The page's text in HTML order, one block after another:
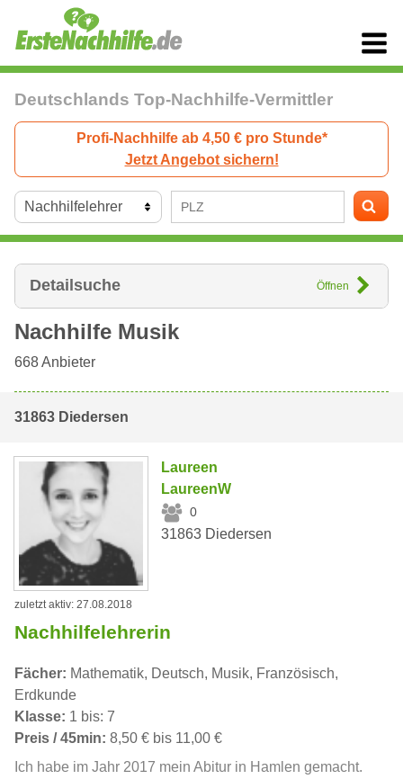
Deutschlands Top-Nachhilfe-Vermittler
Profi-Nachhilfe ab 4,50 € pro Stunde*
Jetzt Angebot sichern!
Detailsuche Öffnen
Nachhilfe Musik
668Anbieter
31863 Diedersen
Laureen
LaureenW
0
31863 Diedersen
zuletzt aktiv: 27.08.2018
Nachhilfelehrerin
Fächer: Mathematik, Deutsch, Musik, Französisch,
Erdkunde
Klasse: 1 bis: 7
Preis / 45min: 8,50 € bis 11,00 €
Ich habe im Jahr 2017 mein Abitur in Hamlen gemacht.